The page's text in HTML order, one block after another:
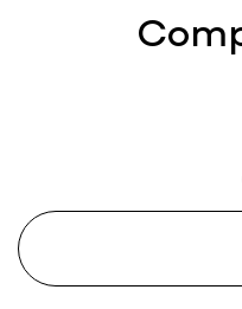
Tamanho G